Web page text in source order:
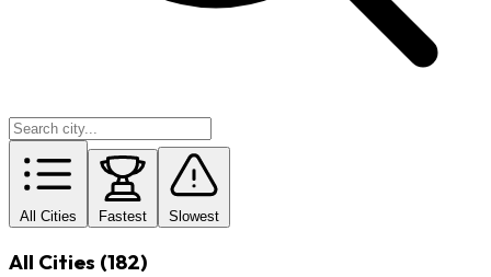
All Cities Fastest Slowest
All Cities (182)